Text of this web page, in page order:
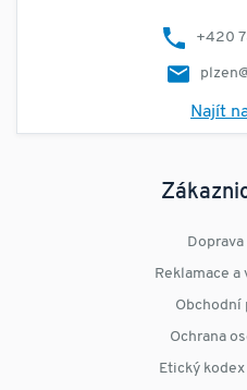
+420
Najít
Reklamace a
Obchodní
Ochrana
Etický